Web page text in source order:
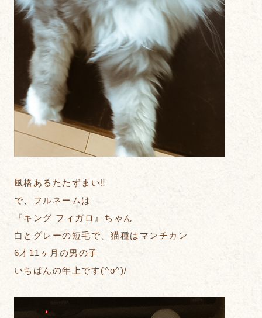
風格あるたたずまい‼︎
で、フルネームは
『キング フィガロ』ちゃん
白とグレーの短毛で、猫種はマンチカン
6才11ヶ月の男の子
いちばんの年上です(^o^)/